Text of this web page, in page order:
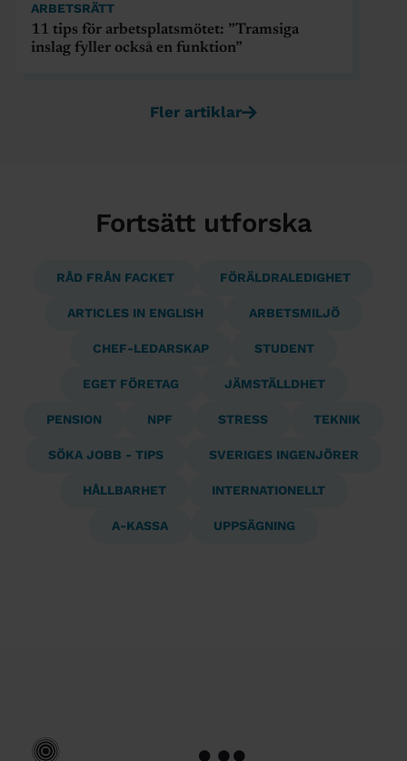
ARBETSRÄTT
11 tips för arbetsplatsmötet: ”Tramsiga
inslag fyller också en funktion”
Fler artiklar
Fortsätt utforska
RÅD FRÅN FACKET FÖRÄLDRALEDIGHET
ARTICLES IN ENGLISH ARBETSMILJÖ
CHEF-LEDARSKAP STUDENT
EGET FÖRETAG JÄMSTÄLLDHET
PENSION NPF STRESS TEKNIK
SÖKA JOBB - TIPS SVERIGES INGENJÖRER
HÅLLBARHET INTERNATIONELLT
A-KASSA UPPSÄGNING